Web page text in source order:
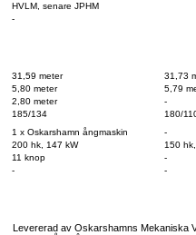
HVLM, senare JPHM
-
31,59 meter
31,73
5,80 meter
5,79
2,80 meter
-
185/134
180/
1 x Oskarshamn ångmaskin
-
200 hk, 147 kW
150
11 knop
-
- -
Levererad av Oskarshamns Mekaniska